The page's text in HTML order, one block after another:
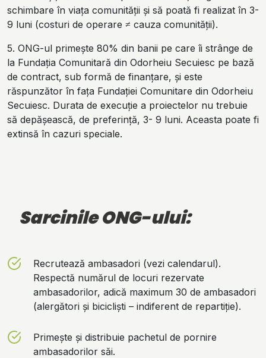
schimbare în viața comunității și să poată fi realizat în 3-
9 luni (costuri de operare ≠ cauza comunității).
5. ONG-ul primește 80% din banii pe care îi strânge de
la Fundația Comunitară din Odorheiu Secuiesc pe bază
de contract, sub formă de finanțare, și este
răspunzător în fața Fundației Comunitare din Odorheiu
Secuiesc. Durata de execuție a proiectelor nu trebuie
să depășească, de preferință, 3- 9 luni. Aceasta poate fi
extinsă în cazuri speciale.
Sarcinile ONG-ului:
Recrutează ambasadori (vezi calendarul).
Respectă numărul de locuri rezervate
ambasadorilor, adică maximum 30 de ambasadori
(alergători și bicicliști – indiferent de repartiție).
Primește și distribuie pachetul de pornire
ambasadorilor săi.